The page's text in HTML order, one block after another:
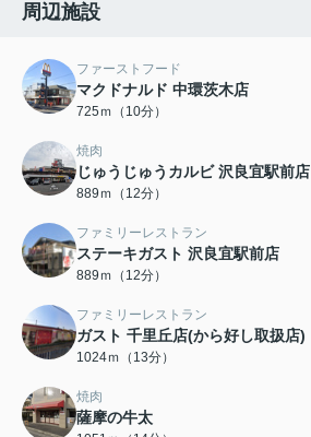
周辺施設
ファーストフード
マクドナルド 中環茨木店
725ｍ（10分）
焼肉
じゅうじゅうカルビ 沢良宜駅前店
889ｍ（12分）
ファミリーレストラン
ステーキガスト 沢良宜駅前店
889ｍ（12分）
ファミリーレストラン
ガスト 千里丘店(から好し取扱店)
1024ｍ（13分）
焼肉
薩摩の牛太